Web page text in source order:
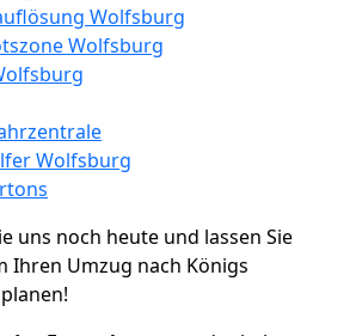
Wolfsburg
Wolfsburg
Wolfsburg
uns noch heute und lassen Sie
Ihren Umzug nach Königs